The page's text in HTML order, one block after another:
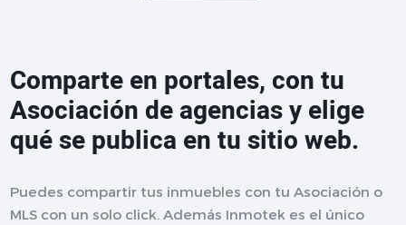
Comparte en portales, con tu
Asociación de agencias y elige
qué se publica en tu sitio web.
Puedes compartir tus inmuebles con tu Asociación o
MLS con un solo click. Además Inmotek es el único